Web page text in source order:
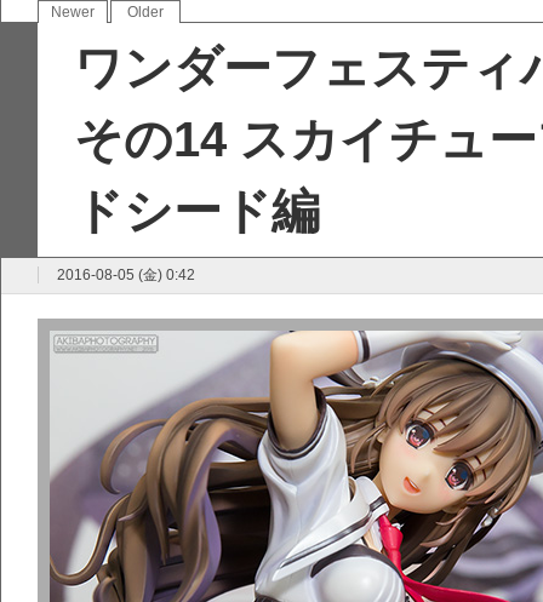
Newer Older
ワンダーフェスティ
その14 スカイチュ
ドシード編
2016-08-05 (金) 0:42